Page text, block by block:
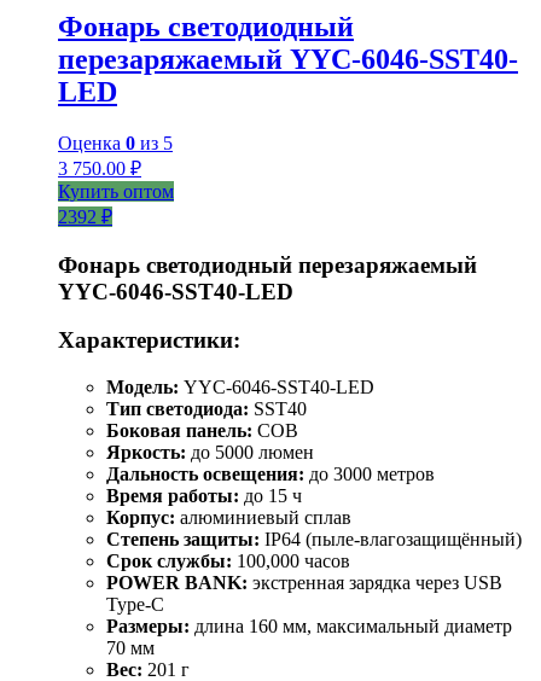
Фонарь светодиодный
перезаряжаемый YYC-6046-SST40-
LED
Оценка 0 из 5
3 750.00 ₽
Купить оптом
2392 ₽
Фонарь светодиодный перезаряжаемый
YYC-6046-SST40-LED
Характеристики:
Модель: YYC-6046-SST40-LED
Тип светодиода: SST40
Боковая панель: COB
Яркость: до 5000 люмен
Дальность освещения: до 3000 метров
Время работы: до 15 ч
Корпус: алюминиевый сплав
Степень защиты: IP64 (пыле-влагозащищённый)
Срок службы: 100,000 часов
POWER BANK: экстренная зарядка через USB
Type-C
Размеры: длина 160 мм, максимальный диаметр
70 мм
Вес: 201 г